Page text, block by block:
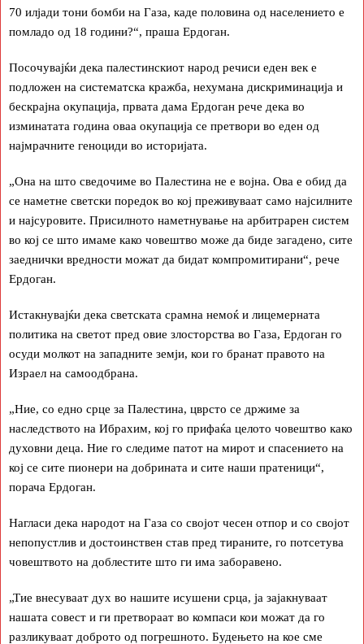
70 илјади тони бомби на Газа, каде половина од населението е
помладо од 18 години?“, праша Ердоган.
Посочувајќи дека палестинскиот народ речиси еден век е
подложен на систематска кражба, нехумана дискриминација и
бескрајна окупација, првата дама Ердоган рече дека во
изминатата година оваа окупација се претвори во еден од
најмрачните геноциди во историјата.
„Она на што сведочиме во Палестина не е војна. Ова е обид да
се наметне светски поредок во кој преживуваат само најсилните
и најсуровите. Присилното наметнување на арбитрарен систем
во кој се што имаме како човештво може да биде загадено, сите
заеднички вредности можат да бидат компромитирани“, рече
Ердоган.
Истакнувајќи дека светската срамна немоќ и лицемерната
политика на светот пред овие злосторства во Газа, Ердоган го
осуди молкот на западните земји, кои го бранат правото на
Израел на самоодбрана.
„Ние, со едно срце за Палестина, цврсто се држиме за
наследството на Ибрахим, кој го прифаќа целото човештво како
духовни деца. Ние го следиме патот на мирот и спасението на
кој се сите пионери на добрината и сите наши пратеници“,
порача Ердоган.
Нагласи дека народот на Газа со својот чесен отпор и со својот
непопустлив и достоинствен став пред тираните, го потсетува
човештвото на доблестите што ги има заборавено.
„Тие внесуваат дух во нашите исушени срца, ја зајакнуваат
нашата совест и ги претвораат во компаси кои можат да го
разликуваат доброто од погрешното. Будењето на кое сме